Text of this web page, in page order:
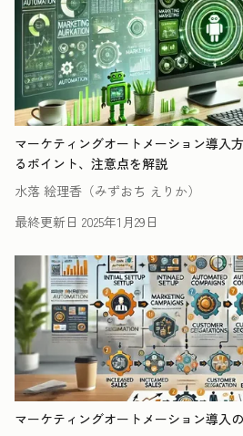
マーケティングオートメーション導入
るポイント、注意点を解説
水落 絵理香（みずおち えりか）
最終更新日 2025年1月29日
マーケティングオートメーション導入